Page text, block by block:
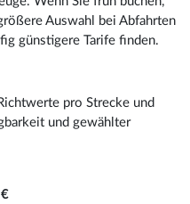
Auswahl bei Abfahrten
günstigere Tarife finden.
pro Strecke und
und gewählter